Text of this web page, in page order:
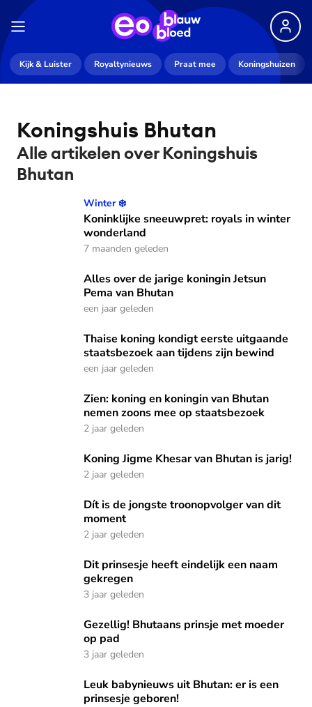
Kijk & Luister Royaltynieuws Praat mee Koningshuizen
Koningshuis Bhutan
Alle artikelen over Koningshuis
Bhutan
Koninklijke sneeuwpret: royals in winter wonderland
Winter ❄️
Koninklijke sneeuwpret: royals in winter
wonderland
7 maanden geleden
Alles over de jarige koningin Jetsun Pema van Bhutan
Alles over de jarige koningin Jetsun
Pema van Bhutan
een jaar geleden
Thaise koning kondigt eerste uitgaande staatsbezoek aan
Thaise koning kondigt eerste uitgaande
staatsbezoek aan tijdens zijn bewind
een jaar geleden
Zien: koning en koningin van Bhutan nemen zoons mee
Zien: koning en koningin van Bhutan
nemen zoons mee op staatsbezoek
2 jaar geleden
Koning Jigme Khesar van Bhutan is jarig!
Koning Jigme Khesar van Bhutan is jarig!
2 jaar geleden
Dít is de jongste troonopvolger van dit moment
Dít is de jongste troonopvolger van dit
moment
2 jaar geleden
Dit prinsesje heeft eindelijk een naam gekregen
Dit prinsesje heeft eindelijk een naam
gekregen
3 jaar geleden
Gezellig! Bhutaans prinsje met moeder op pad
Gezellig! Bhutaans prinsje met moeder
op pad
3 jaar geleden
Leuk babynieuws uit Bhutan: er is een prinsesje geboren!
Leuk babynieuws uit Bhutan: er is een
prinsesje geboren!